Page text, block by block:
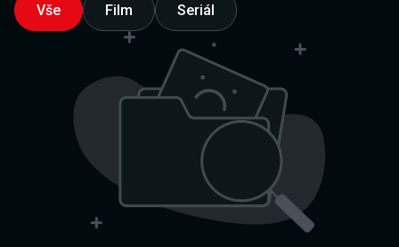
Vše Film Seriál